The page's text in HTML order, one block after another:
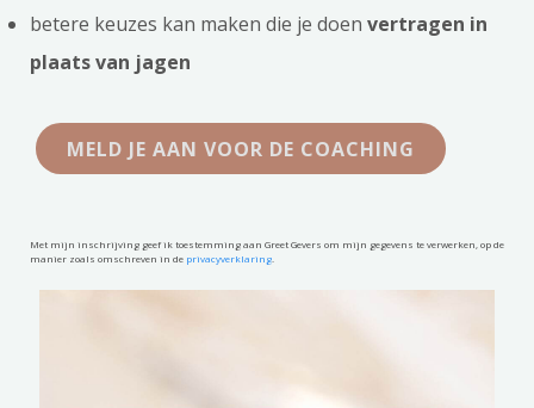
betere keuzes kan maken die je doen vertragen in
plaats van jagen
MELD JE AAN VOOR DE COACHING
Met mijn inschrijving geef ik toestemming aan Greet Gevers om mijn gegevens te verwerken, op de
manier zoals omschreven in de privacyverklaring